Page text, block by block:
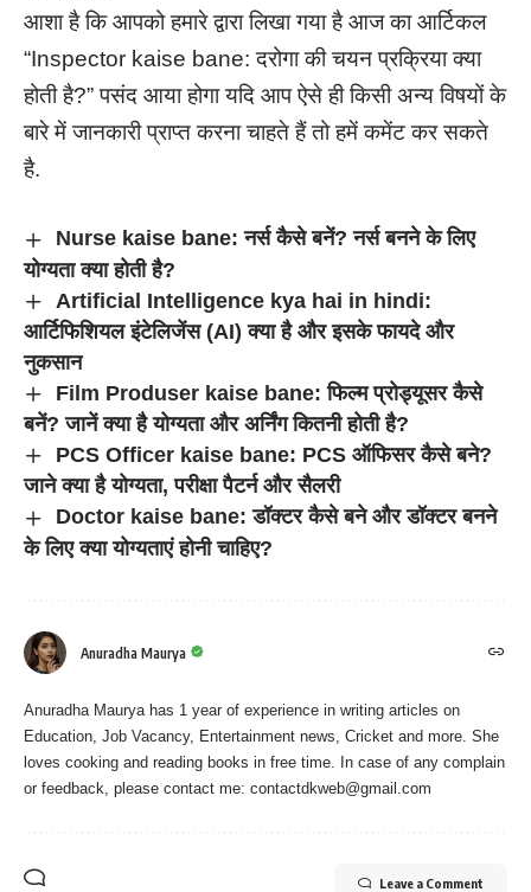
आशा है कि आपको हमारे द्वारा लिखा गया है आज का आर्टिकल
“Inspector kaise bane: दरोगा की चयन प्रक्रिया क्या
होती है?” पसंद आया होगा यदि आप ऐसे ही किसी अन्य विषयों के
बारे में जानकारी प्राप्त करना चाहते हैं तो हमें कमेंट कर सकते
है.
Nurse kaise bane: नर्स कैसे बनें? नर्स बनने के लिए
योग्यता क्या होती है?
Artificial Intelligence kya hai in hindi:
आर्टिफिशियल इंटेलिजेंस (AI) क्या है और इसके फायदे और
नुकसान
Film Produser kaise bane: फिल्म प्रोड्यूसर कैसे
बनें? जानें क्या है योग्यता और अर्निंग कितनी होती है?
PCS Officer kaise bane: PCS ऑफिसर कैसे बने?
जाने क्या है योग्यता, परीक्षा पैटर्न और सैलरी
Doctor kaise bane: डॉक्टर कैसे बने और डॉक्टर बनने
के लिए क्या योग्यताएं होनी चाहिए?
Anuradha Maurya
Anuradha Maurya has 1 year of experience in writing articles on
Education, Job Vacancy, Entertainment news, Cricket and more. She
loves cooking and reading books in free time. In case of any complain
or feedback, please contact me: contactdkweb@gmail.com
Leave a Comment